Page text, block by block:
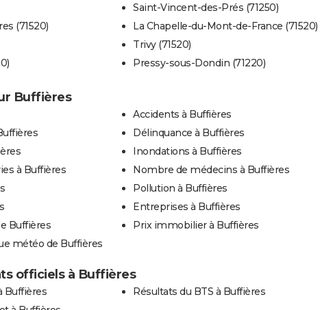
(71520)
Saint-Vincent-des-Prés (71250)
La Chapelle-du-Mont-de-France (71520)
Trivy (71520)
Pressy-sous-Dondin (71220)
Buffières
à Buffières
Buffières
météo de Buffières
Accidents à Buffières
Délinquance à Buffières
Inondations à Buffières
Nombre de médecins à Buffières
Pollution à Buffières
Entreprises à Buffières
Prix immobilier à Buffières
officiels à Buffières
Buffières
Résultats du BTS à Buffières